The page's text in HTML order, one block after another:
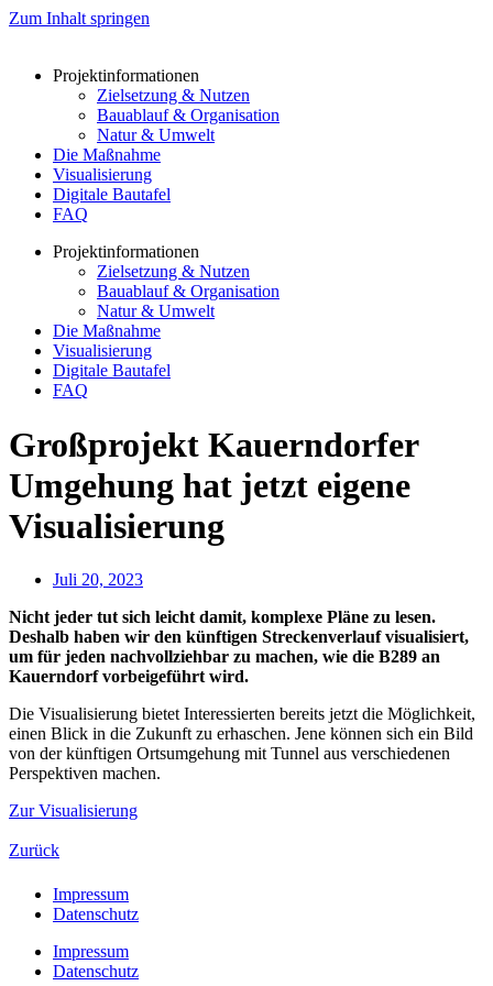
Zum Inhalt springen
Projektinformationen
Zielsetzung & Nutzen
Bauablauf & Organisation
Natur & Umwelt
Die Maßnahme
Visualisierung
Digitale Bautafel
FAQ
Projektinformationen
Zielsetzung & Nutzen
Bauablauf & Organisation
Natur & Umwelt
Die Maßnahme
Visualisierung
Digitale Bautafel
FAQ
Großprojekt Kauerndorfer
Umgehung hat jetzt eigene
Visualisierung
Juli 20, 2023
Nicht jeder tut sich leicht damit, komplexe Pläne zu lesen.
Deshalb haben wir den künftigen Streckenverlauf visualisiert,
um für jeden nachvollziehbar zu machen, wie die B289 an
Kauerndorf vorbeigeführt wird.
Die Visualisierung bietet Interessierten bereits jetzt die Möglichkeit,
einen Blick in die Zukunft zu erhaschen. Jene können sich ein Bild
von der künftigen Ortsumgehung mit Tunnel aus verschiedenen
Perspektiven machen.
Zur Visualisierung
Zurück
Impressum
Datenschutz
Impressum
Datenschutz